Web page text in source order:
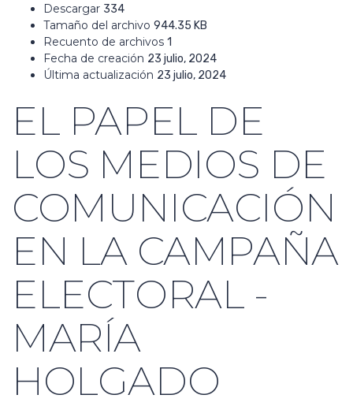
Descargar 334
Tamaño del archivo 944.35 KB
Recuento de archivos 1
Fecha de creación 23 julio, 2024
Última actualización 23 julio, 2024
EL PAPEL DE
LOS MEDIOS DE
COMUNICACIÓN
EN LA CAMPAÑA
ELECTORAL -
MARÍA
HOLGADO